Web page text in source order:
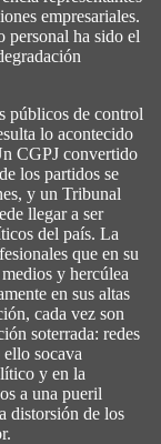
empresariales.
personal ha sido el
públicos de control
lo acontecido
CGPJ convertido
los partidos se
y un Tribunal
llegar a ser
del país. La
que en su
y hercúlea
en sus altas
cada vez son
soterrada: redes
socava
y en la
a una pueril
distorsión de los